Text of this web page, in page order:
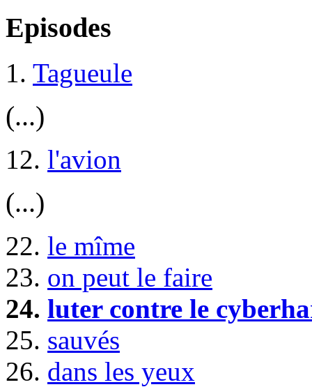
Episodes
1. Tagueule
(...)
12. l'avion
(...)
22. le mîme
23. on peut le faire
24. luter contre le
25. sauvés
26. dans les yeux